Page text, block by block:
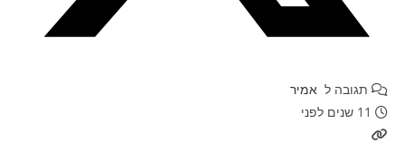
תגובה ל אמיר